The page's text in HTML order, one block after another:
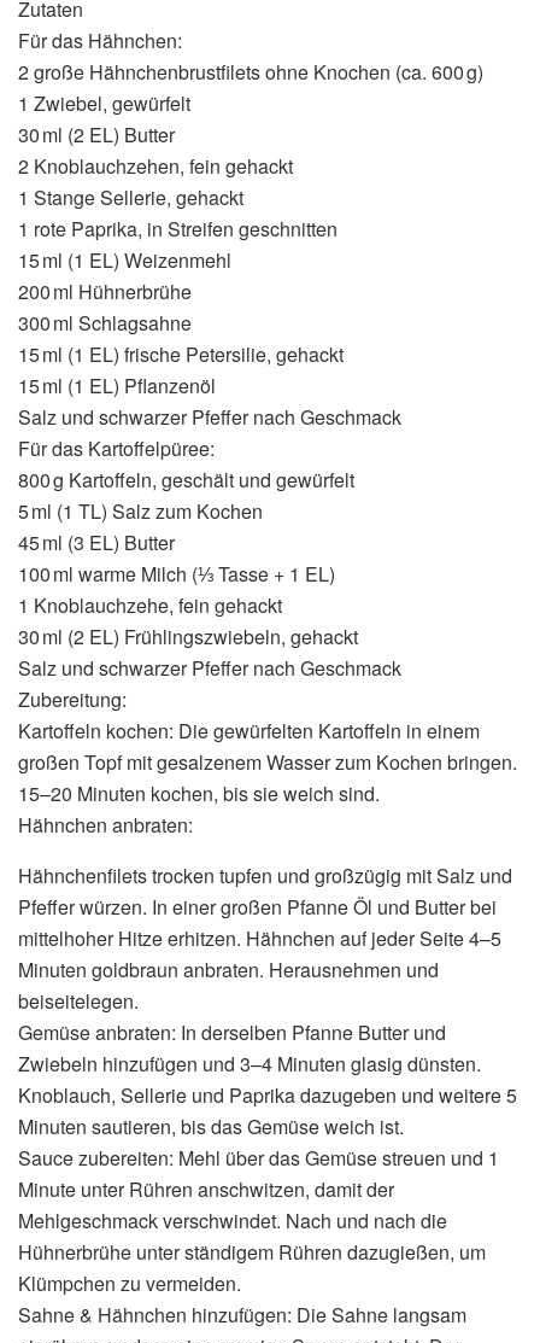
Zutaten
Für das Hähnchen:
2 große Hähnchenbrustfilets ohne Knochen (ca. 600 g)
1 Zwiebel, gewürfelt
30 ml (2 EL) Butter
2 Knoblauchzehen, fein gehackt
1 Stange Sellerie, gehackt
1 rote Paprika, in Streifen geschnitten
15 ml (1 EL) Weizenmehl
200 ml Hühnerbrühe
300 ml Schlagsahne
15 ml (1 EL) frische Petersilie, gehackt
15 ml (1 EL) Pflanzenöl
Salz und schwarzer Pfeffer nach Geschmack
Für das Kartoffelpüree:
800 g Kartoffeln, geschält und gewürfelt
5 ml (1 TL) Salz zum Kochen
45 ml (3 EL) Butter
100 ml warme Milch (⅓ Tasse + 1 EL)
1 Knoblauchzehe, fein gehackt
30 ml (2 EL) Frühlingszwiebeln, gehackt
Salz und schwarzer Pfeffer nach Geschmack
Zubereitung:
Kartoffeln kochen: Die gewürfelten Kartoffeln in einem
großen Topf mit gesalzenem Wasser zum Kochen bringen.
15–20 Minuten kochen, bis sie weich sind.
Hähnchen anbraten:
Hähnchenfilets trocken tupfen und großzügig mit Salz und
Pfeffer würzen. In einer großen Pfanne Öl und Butter bei
mittelhoher Hitze erhitzen. Hähnchen auf jeder Seite 4–5
Minuten goldbraun anbraten. Herausnehmen und
beiseitelegen.
Gemüse anbraten: In derselben Pfanne Butter und
Zwiebeln hinzufügen und 3–4 Minuten glasig dünsten.
Knoblauch, Sellerie und Paprika dazugeben und weitere 5
Minuten sautieren, bis das Gemüse weich ist.
Sauce zubereiten: Mehl über das Gemüse streuen und 1
Minute unter Rühren anschwitzen, damit der
Mehlgeschmack verschwindet. Nach und nach die
Hühnerbrühe unter ständigem Rühren dazugießen, um
Klümpchen zu vermeiden.
Sahne & Hähnchen hinzufügen: Die Sahne langsam